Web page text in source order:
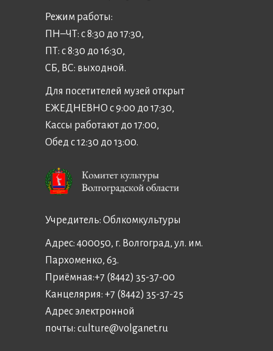
Режим работы:
ПН–ЧТ: с 8:30 до 17:30,
ПТ: с 8:30 до 16:30,
СБ, ВС: выходной.
Для посетителей музей открыт
ЕЖЕДНЕВНО с 9:00 до 17:30,
Кассы работают до 17:00,
Обед с 12:30 до 13:00.
Учредитель: Облкомкультуры
Адрес: 400050, г. Волгоград, ул. им.
Пархоменко, 63.
Приёмная:+7 (8442) 35-37-00
Канцелярия: +7 (8442) 35-37-25
Адрес электронной
почты: culture@volganet.ru